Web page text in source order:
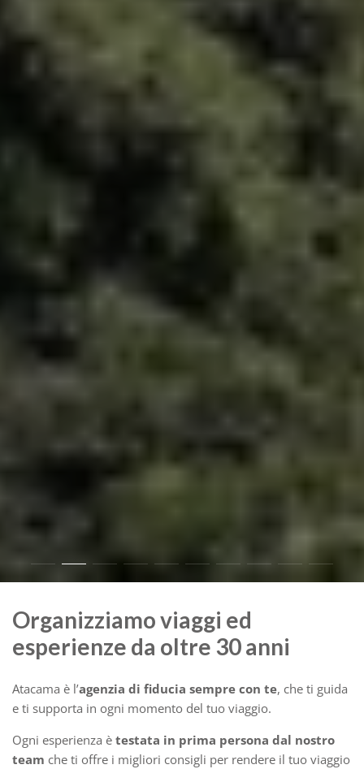
Organizziamo viaggi ed
esperienze da oltre 30 anni
Atacama è l’agenzia di fiducia sempre con te, che ti guida
e ti supporta in ogni momento del tuo viaggio.
Ogni esperienza è testata in prima persona dal nostro
team che ti offre i migliori consigli per rendere il tuo viaggio